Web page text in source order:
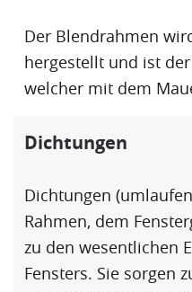
Der Blendrahmen
hergestellt und ist
welcher mit dem
Dichtungen
Dichtungen
Rahmen, dem
zu den wesentlichen
Fensters. Sie sorgen